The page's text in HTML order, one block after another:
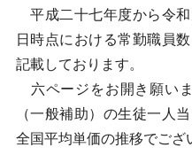
平成二十七年度から令
日時点における常勤職員
記載しております。
六ページをお開き願い
（一般補助）の生徒一人
全国平均単価の推移でござ